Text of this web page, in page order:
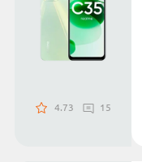
4.73 15